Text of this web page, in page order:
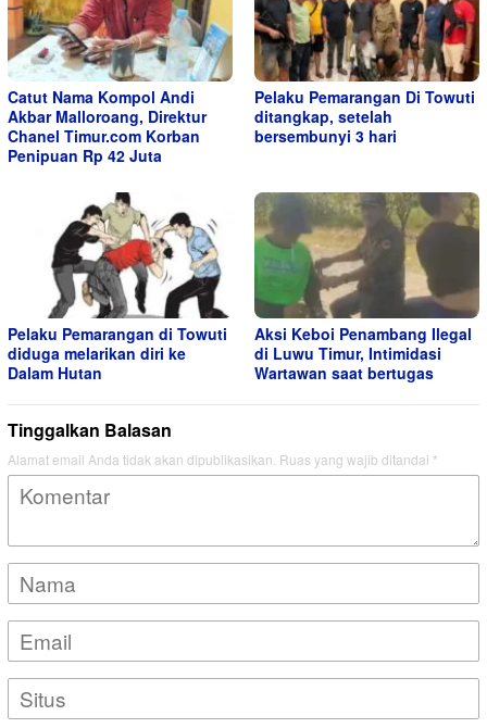
Catut Nama Kompol Andi
Akbar Malloroang, Direktur
Chanel Timur.com Korban
Penipuan Rp 42 Juta
Pelaku Pemarangan Di Towuti
ditangkap, setelah
bersembunyi 3 hari
Pelaku Pemarangan di Towuti
diduga melarikan diri ke
Dalam Hutan
Aksi Keboi Penambang Ilegal
di Luwu Timur, Intimidasi
Wartawan saat bertugas
Tinggalkan Balasan
Alamat email Anda tidak akan dipublikasikan. Ruas yang wajib ditandai *